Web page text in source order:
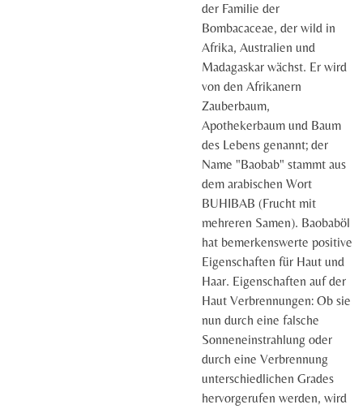
der Familie der
Bombacaceae, der wild in
Afrika, Australien und
Madagaskar wächst. Er wird
von den Afrikanern
Zauberbaum,
Apothekerbaum und Baum
des Lebens genannt; der
Name "Baobab" stammt aus
dem arabischen Wort
BUHIBAB (Frucht mit
mehreren Samen). Baobaböl
hat bemerkenswerte positive
Eigenschaften für Haut und
Haar. Eigenschaften auf der
Haut Verbrennungen: Ob sie
nun durch eine falsche
Sonneneinstrahlung oder
durch eine Verbrennung
unterschiedlichen Grades
hervorgerufen werden, wird